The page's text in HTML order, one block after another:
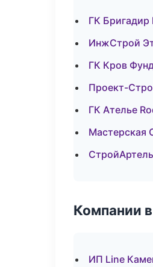
ГК
ИнжСтрой
ГК Кров
Проект-
ГК Ателье
Мастерская
Компании
ИП Line